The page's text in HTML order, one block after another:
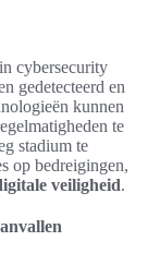
cybersecurity
gedetecteerd en
kunnen
te
stadium te
op bedreigingen,
veiligheid.